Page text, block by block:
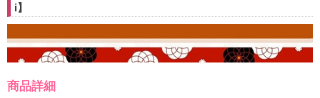
i】
商品詳細